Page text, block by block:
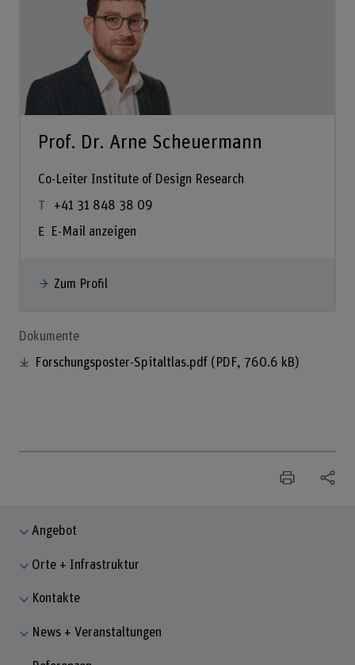
Prof. Dr. Arne Scheuermann
Co-Leiter Institute of Design Research
+41 31 848 38 09
E-Mail anzeigen
Zum Profil
Dokumente
Forschungsposter-Spitaltlas.pdf (PDF, 760.6 kB)
Angebot
Orte + Infrastruktur
Kontakte
News + Veranstaltungen